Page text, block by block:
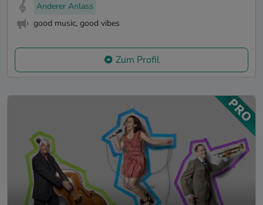
Anderer Anlass
good music, good vibes
Zum Profil